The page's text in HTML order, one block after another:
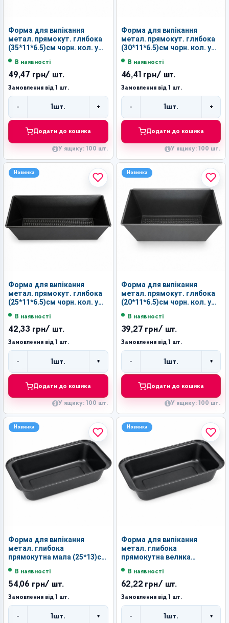
Форма для випікання
метал. прямокут. глибока
(35*11*6.5)см чорн. кол. у
В наявності
49,47 грн/ шт.
Замовлення від 1 шт.
- 1шт. +
Додати до кошика
У ящику: 100 шт.
Форма для випікання
метал. прямокут. глибока
(30*11*6.5)см чорн. кол. у
В наявності
46,41 грн/ шт.
Замовлення від 1 шт.
- 1шт. +
Додати до кошика
У ящику: 100 шт.
Новинка
Форма для випікання
метал. прямокут. глибока
(25*11*6.5)см чорн. кол. у
В наявності
42,33 грн/ шт.
Замовлення від 1 шт.
- 1 шт. +
Додати до кошика
У ящику: 100 шт.
Новинка
Форма для випікання
метал. прямокут. глибока
(20*11*6.5)см чорн. кол. у
В наявності
39,27 грн/ шт.
Замовлення від 1 шт.
- 1 шт. +
Додати до кошика
У ящику: 100 шт.
Новинка
Форма для випікання
метал. глибока
прямокутна мала (25*13)см
В наявності
54,06 грн/ шт.
Замовлення від 1 шт.
- 1шт. +
Новинка
Форма для випікання
метал. глибока
прямокутна велика
1-1 (100)
В наявності
62,22 грн/ шт.
Замовлення від 1 шт.
- 1шт. +